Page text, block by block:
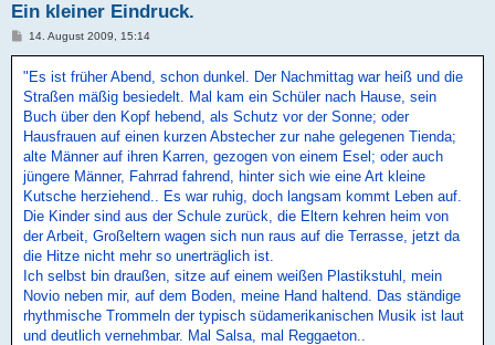
Ein kleiner Eindruck.
B
t
a
g
14. August 2009, 15:14
"Es ist früher Abend, schon dunkel. Der Nachmittag war heiß und die
Straßen mäßig besiedelt. Mal kam ein Schüler nach Hause, sein
Buch über den Kopf hebend, als Schutz vor der Sonne; oder
Hausfrauen auf einen kurzen Abstecher zur nahe gelegenen Tienda;
alte Männer auf ihren Karren, gezogen von einem Esel; oder auch
jüngere Männer, Fahrrad fahrend, hinter sich wie eine Art kleine
Kutsche herziehend.. Es war ruhig, doch langsam kommt Leben auf.
Die Kinder sind aus der Schule zurück, die Eltern kehren heim von
der Arbeit, Großeltern wagen sich nun raus auf die Terrasse, jetzt da
die Hitze nicht mehr so unerträglich ist.
Ich selbst bin draußen, sitze auf einem weißen Plastikstuhl, mein
Novio neben mir, auf dem Boden, meine Hand haltend. Das ständige
rhythmische Trommeln der typisch südamerikanischen Musik ist laut
und deutlich vernehmbar. Mal Salsa, mal Reggaeton..